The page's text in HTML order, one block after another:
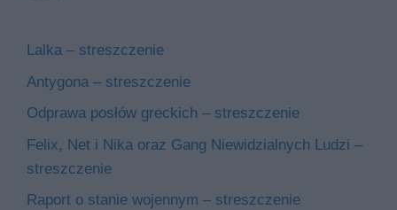
Lalka – streszczenie
Antygona – streszczenie
Odprawa posłów greckich – streszczenie
Felix, Net i Nika oraz Gang Niewidzialnych Ludzi –
streszczenie
Raport o stanie wojennym – streszczenie